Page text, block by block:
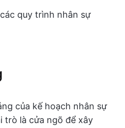
quy trình nhân sự
của kế hoạch nhân sự
trò là cửa ngõ để xây